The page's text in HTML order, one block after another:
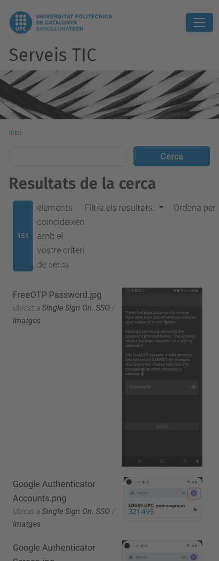
Serveis TIC
Inici
Resultats de la cerca
151
elements
coincideixen
amb el
vostre criteri
de cerca
Filtra els resultats. Ordena per
FreeOTP Password.jpg
Ubicat a Single Sign On. SSO /
Imatges
Google Authenticator
Accounts.png
Ubicat a Single Sign On. SSO /
Imatges
Google Authenticator